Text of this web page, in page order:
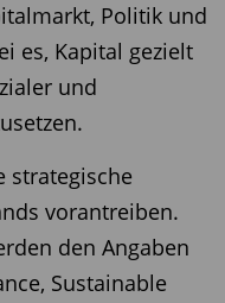
Politik und
es, Kapital gezielt
und
strategische
vorantreiben.
den Angaben
Sustainable